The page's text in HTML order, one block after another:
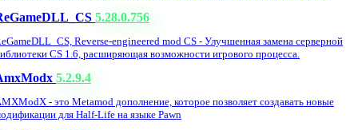
5.28.0.756
Reverse-engineered mod CS - Улучшенная замена серверной
CS 1.6, расширяющая возможности игрового процесса.
5.2.9.4
- это Metamod дополнение, которое позволяет создавать новые
для Half-Life на языке Pawn